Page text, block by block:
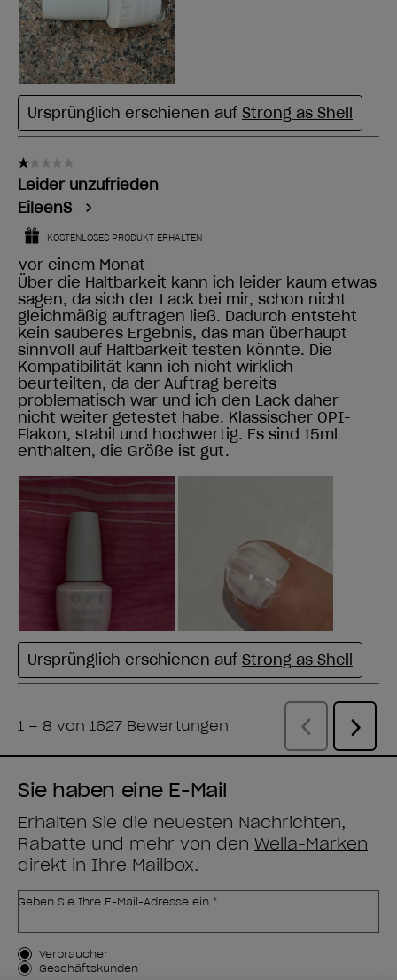
Sie haben eine E-Mail
Erhalten Sie die neuesten Nachrichten,
Rabatte und mehr von den Wella-Marken
direkt in Ihre Mailbox.
Geben Sie Ihre E-Mail-Adresse ein *
Kundenart
Verbraucher
Geschäftskunden